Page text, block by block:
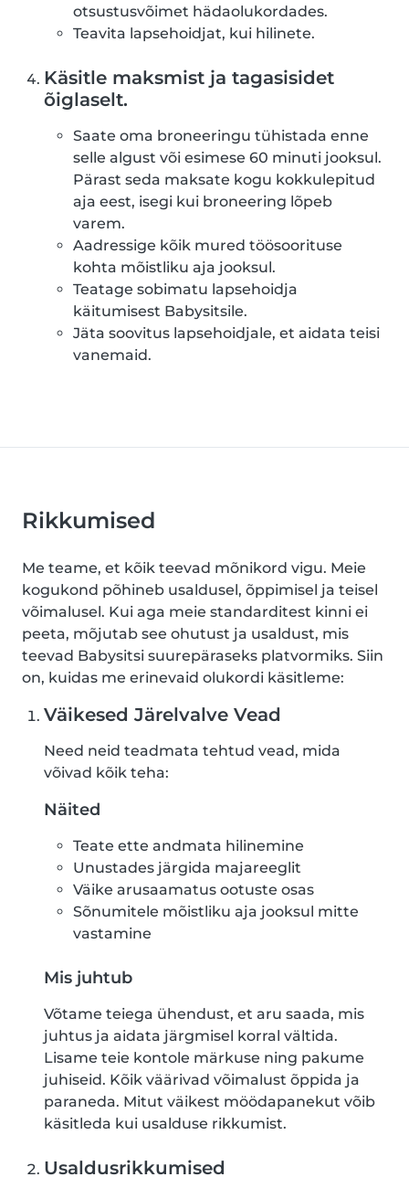
otsustusvõimet hädaolukordades.
Teavita lapsehoidjat, kui hilinete.
Käsitle maksmist ja tagasisidet
õiglaselt.
Saate oma broneeringu tühistada enne
selle algust või esimese 60 minuti jooksul.
Pärast seda maksate kogu kokkulepitud
aja eest, isegi kui broneering lõpeb
varem.
Aadressige kõik mured töösoorituse
kohta mõistliku aja jooksul.
Teatage sobimatu lapsehoidja
käitumisest Babysitsile.
Jäta soovitus lapsehoidjale, et aidata teisi
vanemaid.
Rikkumised
Me teame, et kõik teevad mõnikord vigu. Meie
kogukond põhineb usaldusel, õppimisel ja teisel
võimalusel. Kui aga meie standarditest kinni ei
peeta, mõjutab see ohutust ja usaldust, mis
teevad Babysitsi suurepäraseks platvormiks. Siin
on, kuidas me erinevaid olukordi käsitleme:
Väikesed Järelvalve Vead
Need neid teadmata tehtud vead, mida
võivad kõik teha:
Näited
Teate ette andmata hilinemine
Unustades järgida majareeglit
Väike arusaamatus ootuste osas
Sõnumitele mõistliku aja jooksul mitte
vastamine
Mis juhtub
Võtame teiega ühendust, et aru saada, mis
juhtus ja aidata järgmisel korral vältida.
Lisame teie kontole märkuse ning pakume
juhiseid. Kõik väärivad võimalust õppida ja
paraneda. Mitut väikest möödapanekut võib
käsitleda kui usalduse rikkumist.
Usaldusrikkumised